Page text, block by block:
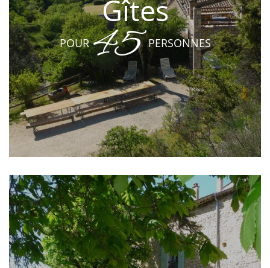
Gîtes
POUR45 PERSONNES